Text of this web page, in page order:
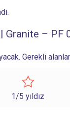
Granite –
Gerekli alanlar
1/5 yıldız